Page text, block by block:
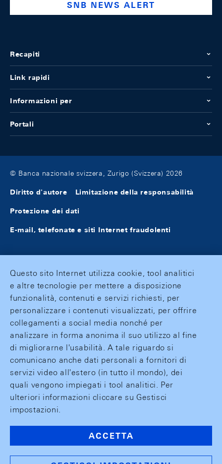
SNB NEWS ALERT
Recapiti
Link rapidi
Informazioni per
Portali
© Banca nazionale svizzera, Zurigo (Svizzera) 2026
Diritto d'autore Limitazione della responsabilità
Protezione dei dati
E-mail, telefonate e siti Internet fraudolenti
Questo sito Internet utilizza cookie, tool analitici
e altre tecnologie per mettere a disposizione
funzionalità, contenuti e servizi richiesti, per
personalizzare i contenuti visualizzati, per offrire
collegamenti a social media nonché per
analizzare in forma anonima il suo utilizzo al fine
di migliorarne l'usabilità. A tale riguardo si
comunicano anche dati personali a fornitori di
servizi video all'estero (in tutto il mondo), dei
quali vengono impiegati i tool analitici. Per
ulteriori informazioni cliccare su Gestisci
impostazioni.
ACCETTA